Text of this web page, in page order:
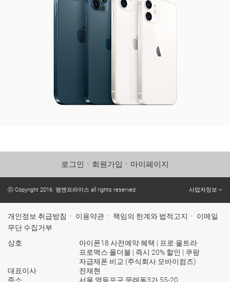
로그인 ㆍ 회원가입 ㆍ 마이페이지
ⓒ Copyright 2016. 엠엔프라이스 all rights reserved 사업자정보
개인정보 취급방침 ㆍ 이용약관 ㆍ 책임의 한계와 법적고지 ㆍ 이메일
무단 수집거부
상호
아이폰18 사전예약 혜택 | 프로·울트라·
프로맥스·폴더블 | 즉시 20% 할인 | 쿠팡
자급제폰 비교 (주식회사 모바이컴즈)
대표이사
전재현
주소
서울 영등포구 문래동3가 55-20